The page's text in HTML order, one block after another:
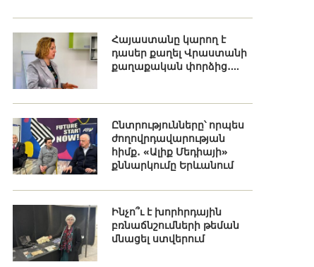
Հայաստանը կարող է
դասեր քաղել Վրաստանի
քաղաքական փորձից․...
Ընտրությունները՝ որպես
ժողովրդավարության
հիմք․ «Ալիք Մեդիայի»
քննարկումը Երևանում
Ինչո՞ւ է խորհրդային
բռնաճնշումների թեման
մնացել ստվերում